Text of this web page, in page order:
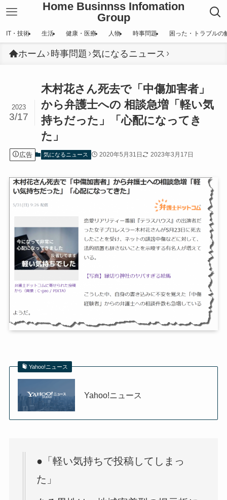
Home Businnss Infomation
Group
IT・技術 生活 健康・医療 人物 時事問題 困った・トラブルの
ホーム 時事問題 気になるニュース
木村花さん死去で「中傷加害者」
から弁護士への 相談急増「軽い気
持ちだった」「心配になってき
た」
2023
3/17
広告 気になるニュース 2020年5月31日 2023年3月17日
Yahoo!ニュース
Yahoo!ニュース
●「軽い気持ちで投稿してしまっ
た」